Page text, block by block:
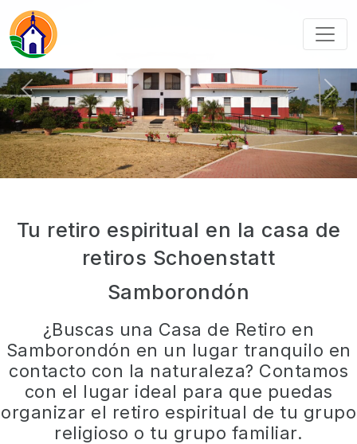
Previous Next
Tu retiro espiritual en la casa de
retiros Schoenstatt
Samborondón
¿Buscas una Casa de Retiro en
Samborondón en un lugar tranquilo en
contacto con la naturaleza? Contamos
con el lugar ideal para que puedas
organizar el retiro espiritual de tu grupo
religioso o tu grupo familiar.